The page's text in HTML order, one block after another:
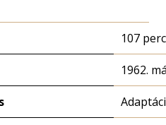
107 perc
1962.